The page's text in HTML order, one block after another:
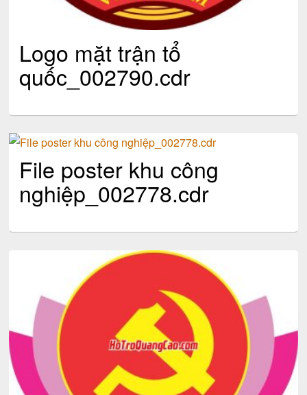
Logo mặt trận tổ
quốc_002790.cdr
File poster khu công
nghiệp_002778.cdr